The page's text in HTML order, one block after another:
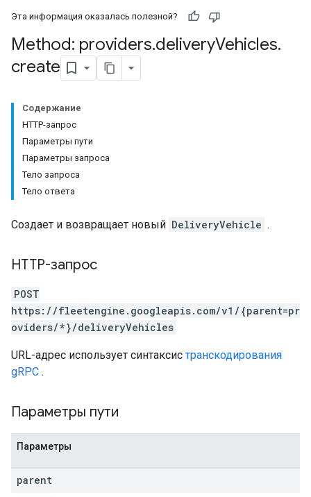
Эта информация оказалась полезной?
Method: providers.deliveryVehicles.
create
Содержание
HTTP-запрос
Параметры пути
Параметры запроса
Тело запроса
Тело ответа
Создает и возвращает новый DeliveryVehicle .
HTTP-запрос
POST
https://fleetengine.googleapis.com/v1/{parent=pr
oviders/*}/deliveryVehicles
URL-адрес использует синтаксис транскодирования
gRPC .
Параметры пути
Параметры
parent